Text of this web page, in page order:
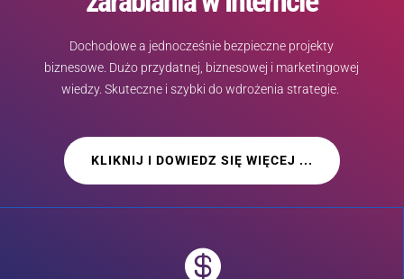
Dochodowe a jednocześnie bezpieczne projekty
biznesowe. Dużo przydatnej, biznesowej i marketingowej
wiedzy. Skuteczne i szybki do wdrożenia strategie.
KLIKNIJ I DOWIEDZ SIĘ WIĘCEJ ...
